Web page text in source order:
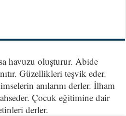
havuzu oluşturur. Abide
Güzellikleri teşvik eder.
anılarını derler. İlham
Çocuk eğitimine dair
derler.